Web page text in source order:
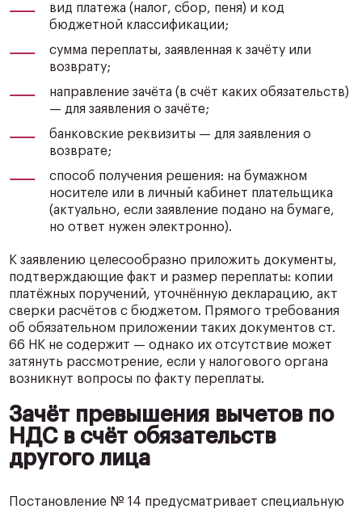
вид платежа (налог, сбор, пеня) и код
бюджетной классификации;
сумма переплаты, заявленная к зачёту или
возврату;
направление зачёта (в счёт каких обязательств)
— для заявления о зачёте;
банковские реквизиты — для заявления о
возврате;
способ получения решения: на бумажном
носителе или в личный кабинет плательщика
(актуально, если заявление подано на бумаге,
но ответ нужен электронно).
К заявлению целесообразно приложить документы,
подтверждающие факт и размер переплаты: копии
платёжных поручений, уточнённую декларацию, акт
сверки расчётов с бюджетом. Прямого требования
об обязательном приложении таких документов ст.
66 НК не содержит — однако их отсутствие может
затянуть рассмотрение, если у налогового органа
возникнут вопросы по факту переплаты.
Зачёт превышения вычетов по
НДС в счёт обязательств
другого лица
Постановление № 14 предусматривает специальную